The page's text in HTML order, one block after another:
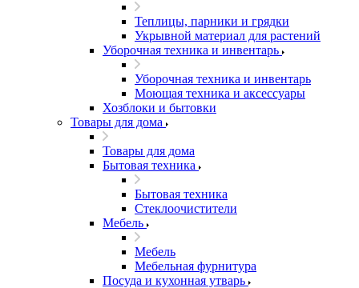
Теплицы, парники и грядки
Укрывной материал для растений
Уборочная техника и инвентарь
Уборочная техника и инвентарь
Моющая техника и аксессуары
Хозблоки и бытовки
Товары для дома
Товары для дома
Бытовая техника
Бытовая техника
Стеклоочистители
Мебель
Мебель
Мебельная фурнитура
Посуда и кухонная утварь